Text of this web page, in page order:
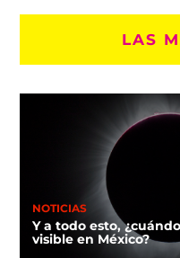
LAS
NOTICIAS
Y a todo esto,
visible en México?